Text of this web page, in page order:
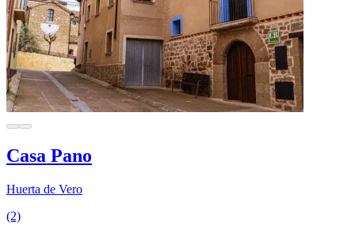
Casa Pano
Huerta de Vero
(2)